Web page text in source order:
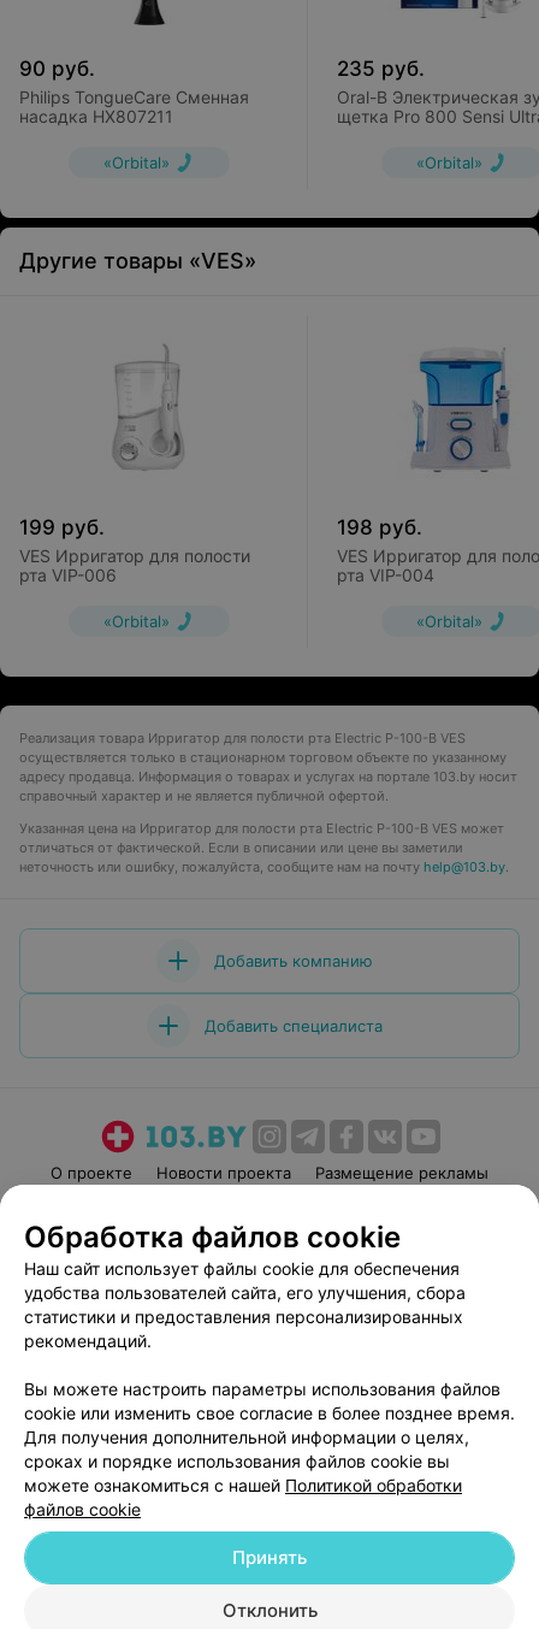
90 руб.
Philips TongueCare Сменная
насадка HX807211
«Orbital»
235 руб.
Oral-B Электрическая
щетка Pro 800 Sensi
«Orbital»
Другие товары «VES»
199 руб.
VES Ирригатор для полости
рта VIP-006
«Orbital»
198 руб.
VES Ирригатор для
рта VIP-004
«Orbital»
Реализация товара Ирригатор для полости рта Electric P-100-B VES
осуществляется только в стационарном торговом объекте по указанному
адресу продавца. Информация о товарах и услугах на портале 103.by носит
справочный характер и не является публичной офертой.
Указанная цена на Ирригатор для полости рта Electric P-100-B VES может
отличаться от фактической. Если в описании или цене вы заметили
неточность или ошибку, пожалуйста, сообщите нам на почту help@103.by.
Добавить компанию
Добавить специалиста
О проекте Новости проекта
Размещение рекламы
Пользовательское соглашение
Способы оплаты
Вакансии
Партнеры
Написать руководителю 103.by
Обработка персональных данных
© 2026 ООО «Артокс Лаб», УНП 191700409
| 220012, Республика Беларусь,
г. Минск, улица Толбухина, 2, пом. 16 | help@103.by
Обработка файлов cookie
Наш сайт использует файлы cookie для обеспечения
удобства пользователей сайта, его улучшения, сбора
статистики и предоставления персонализированных
рекомендаций.
Вы можете настроить параметры использования файлов
cookie или изменить свое согласие в более позднее время.
Для получения дополнительной информации о целях,
сроках и порядке использования файлов cookie вы
можете ознакомиться с нашей Политикой обработки
файлов cookie
Отклонить
Принять